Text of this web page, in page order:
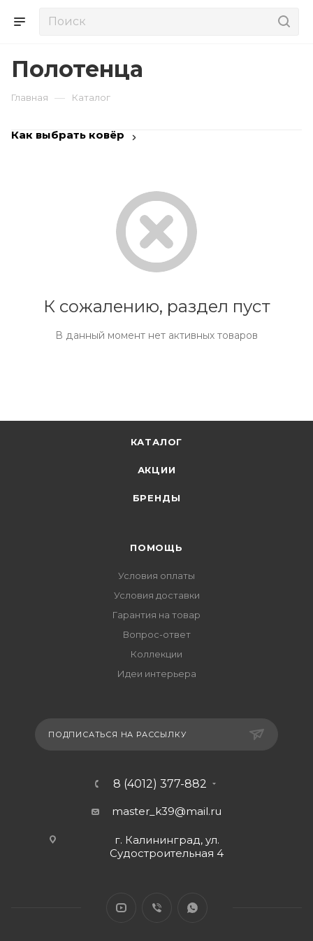
Полотенца
Главная — Каталог
Как выбрать ковёр
К сожалению, раздел пуст
В данный момент нет активных товаров
КАТАЛОГ
АКЦИИ
БРЕНДЫ
ПОМОЩЬ
Условия оплаты
Условия доставки
Гарантия на товар
Вопрос-ответ
Коллекции
Идеи интерьера
ПОДПИСАТЬСЯ НА РАССЫЛКУ
8 (4012) 377-882
master_k39@mail.ru
г. Калининград, ул.
Судостроительная 4